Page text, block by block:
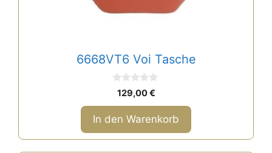
6668VT6 Voi Tasche
o
n
5
129,00€
In den Warenkorb